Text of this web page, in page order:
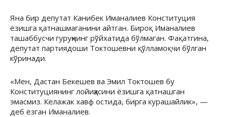
Яна бир депутат Канибек Иманалиев Конституция
ёзишга қатнашмаганини айтган. Бироқ Иманалиев
ташаббусчи гуруҳнинг рўйхатида бўлмаган. Фақатгина,
депутат партиядоши Токтошевни қўлламоқчи бўлган
кўринади.
«Мен, Дастан Бекешев ва Эмил Токтошев бу
Конституциянинг лойиҳасини ёзишга қатнашган
эмасмиз. Келажак хавф остида, бирга курашайлик», —
деб ёзган Иманалиев.